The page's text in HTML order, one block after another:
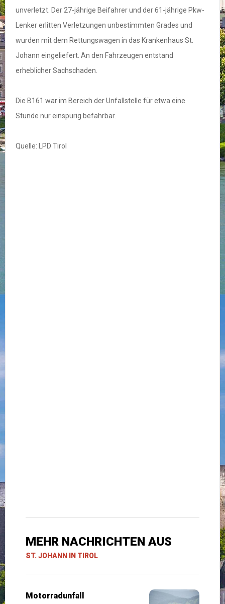
unverletzt. Der 27-jährige Beifahrer und der 61-jährige Pkw-
Lenker erlitten Verletzungen unbestimmten Grades und
wurden mit dem Rettungswagen in das Krankenhaus St.
Johann eingeliefert. An den Fahrzeugen entstand
erheblicher Sachschaden.
Die B161 war im Bereich der Unfallstelle für etwa eine
Stunde nur einspurig befahrbar.
Quelle: LPD Tirol
MEHR NACHRICHTEN AUS
ST. JOHANN IN TIROL
Motorradunfall